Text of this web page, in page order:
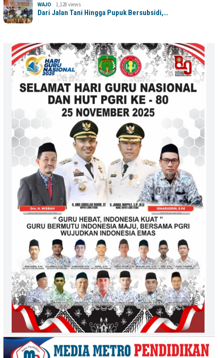
WAJO 1,128 views
Dari Jalan Tani Hingga Pupuk Bersubsidi,…